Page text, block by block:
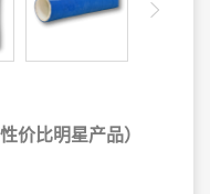
价比明星产品）